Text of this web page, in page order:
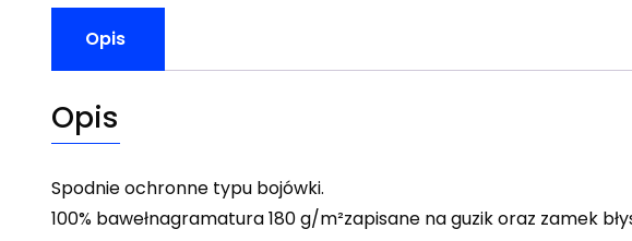
Opis
Opis
Spodnie ochronne typu bojówki.
100% bawełnagramatura 180 g/m²zapisane na guzik oraz zamek